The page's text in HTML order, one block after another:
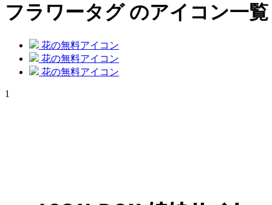
フラワータグ のアイコン一覧
花の無料アイコン
花の無料アイコン
花の無料アイコン
1